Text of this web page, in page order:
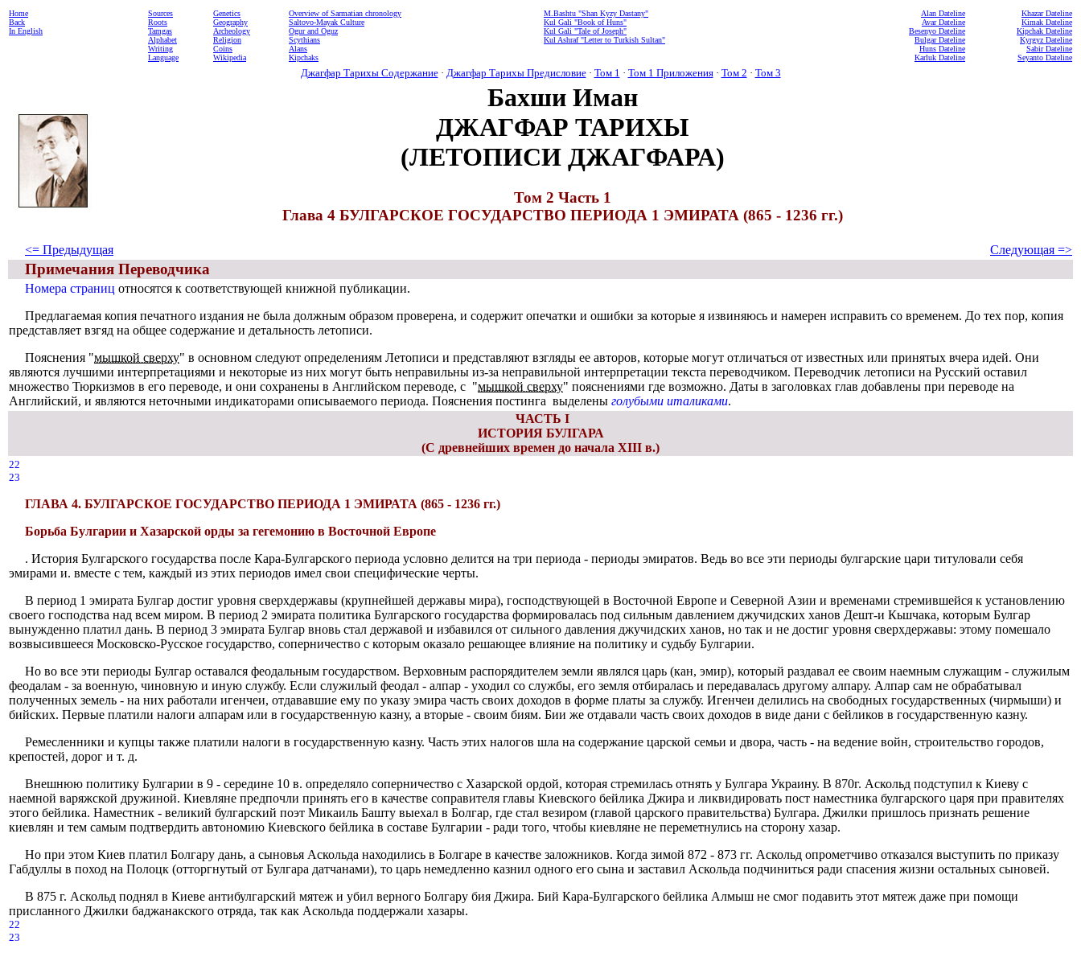
Home
Back
In English
Sources
Roots
Tamgas
Alphabet
Writing
Language
Genetics
Geography
Archeology
Religion
Coins
Wikipedia
Overview of Sarmatian chronology
Saltovo-Mayak Culture
Ogur and Oguz
Scythians
Alans
Kipchaks
M.Bashtu "Shan Kyzy Dastany"
Kul Gali "Book of Huns"
Kul Gali "Tale of Joseph"
Kul Ashraf "Letter to Turkish Sultan"
Alan Dateline
Avar Dateline
Besenyo Dateline
Bulgar Dateline
Huns Dateline
Karluk Dateline
Khazar Dateline
Kimak Dateline
Kipchak Dateline
Kyrgyz Dateline
Sabir Dateline
Seyanto Dateline
Джагфар Тарихы Содержание· Джагфар Тарихы Предисловие· Том 1 · Том 1 Приложения· Том 2 · Том 3
Бахши Иман
ДЖАГФАР ТАРИХЫ
(ЛЕТОПИСИ ДЖАГФАРА)
Том 2 Часть 1
Глава 4 БУЛГАРСКОЕ ГОСУДАРСТВО ПЕРИОДА 1 ЭМИРАТА (865 - 1236 гг.)
<= Предыдущая Следующая =>
Примечания Переводчика
Номера страниц относятся к соответствующей книжной публикации.
Предлагаемая копия печатного издания не была должным образом проверена, и содержит опечатки и ошибки за которые я извиняюсь и намерен исправить со временем. До тех пор, копия
представляет взгяд на общее содержание и детальность летописи.
Пояснения "мышкой сверху" в основном следуют определениям Летописи и представляют взгляды ее авторов, которые могут отличаться от известных или принятых вчера идей. Они
являются лучшими интерпретациями и некоторые из них могут быть неправильны из-за неправильной интерпретации текста переводчиком. Переводчик летописи на Русский оставил
множество Тюркизмов в его переводе, и они сохранены в Английском переводе, с "мышкой сверху" пояснениями где возможно. Даты в заголовках глав добавлены при переводе на
Английский, и являются неточными индикаторами описываемого периода. Пояснения постинга выделены голубыми италиками.
ЧАСТЬ I
ИСТОРИЯ БУЛГАРА
(С древнейших времен до начала XIII в.)
22
23
ГЛАВА 4. БУЛГАРСКОЕ ГОСУДАРСТВО ПЕРИОДА 1 ЭМИРАТА (865 - 1236 гг.)
Борьба Булгарии и Хазарской орды за гегемонию в Восточной Европе
. История Булгарского государства после Кара-Булгарского периода условно делится на три периода - периоды эмиратов. Ведь во все эти периоды булгарские цари титуловали себя
эмирами и. вместе с тем, каждый из этих периодов имел свои специфические черты.
В период 1 эмирата Булгар достиг уровня сверхдержавы (крупнейшей державы мира), господствующей в Восточной Европе и Северной Азии и временами стремившейся к установлению
своего господства над всем миром. В период 2 эмирата политика Булгарского государства формировалась под сильным давлением джучидских ханов Дешт-и Кьшчака, которым Булгар
вынужденно платил дань. В период 3 эмирата Булгар вновь стал державой и избавился от сильного давления джучидских ханов, но так и не достиг уровня сверхдержавы: этому помешало
возвысившееся Московско-Русское государство, соперничество с которым оказало решающее влияние на политику и судьбу Булгарии.
Но во все эти периоды Булгар оставался феодальным государством. Верховным распорядителем земли являлся царь (кан, эмир), который раздавал ее своим наемным служащим - служилым
феодалам - за военную, чиновную и иную службу. Если служилый феодал - алпар - уходил со службы, его земля отбиралась и передавалась другому алпару. Алпар сам не обрабатывал
полученных земель - на них работали игенчеи, отдававшие ему по указу эмира часть своих доходов в форме платы за службу. Игенчеи делились на свободных государственных (чирмыши) и
бийских. Первые платили налоги алпарам или в государственную казну, а вторые - своим биям. Бии же отдавали часть своих доходов в виде дани с бейликов в государственную казну.
Ремесленники и купцы также платили налоги в государственную казну. Часть этих налогов шла на содержание царской семьи и двора, часть - на ведение войн, строительство городов,
крепостей, дорог и т. д.
Внешнюю политику Булгарии в 9 - середине 10 в. определяло соперничество с Хазарской ордой, которая стремилась отнять у Булгара Украину. В 870г. Аскольд подступил к Киеву с
наемной варяжской дружиной. Киевляне предпочли принять его в качестве соправителя главы Киевского бейлика Джира и ликвидировать пост наместника булгарского царя при правителях
этого бейлика. Наместник - великий булгарский поэт Микаиль Башту выехал в Болгар, где стал везиром (главой царского правительства) Булгара. Джилки пришлось признать решение
киевлян и тем самым подтвердить автономию Киевского бейлика в составе Булгарии - ради того, чтобы киевляне не переметнулись на сторону хазар.
Но при этом Киев платил Болгару дань, а сыновья Аскольда находились в Болгаре в качестве заложников. Когда зимой 872 - 873 гг. Аскольд опрометчиво отказался выступить по приказу
Габдуллы в поход на Полоцк (отторгнутый от Булгара датчанами), то царь немедленно казнил одного его сына и заставил Аскольда подчиниться ради спасения жизни остальных сыновей.
В 875 г. Аскольд поднял в Киеве антибулгарский мятеж и убил верного Болгару бия Джира. Бий Кара-Булгарского бейлика Алмыш не смог подавить этот мятеж даже при помощи
присланного Джилки баджанакского отряда, так как Аскольда поддержали хазары.
22
23